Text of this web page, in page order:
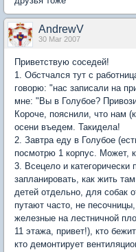
AndrewV
30 Mar 2007
Приветствую соседей!
1. Обстчался тут с
говорю: "нас записали на
мне: "Вы в Голубое?
Короче, пояснили, что нам
осени въедем. Такидела!
2. Завтра еду в Голубое
посмотрю 1 корпус. Может,
3. Всецело и
запланировать, как жить
детей отдельно, для собак
путают часто, не
железные на лестничной
11 этажа, привет!), кто
кто демонтирует